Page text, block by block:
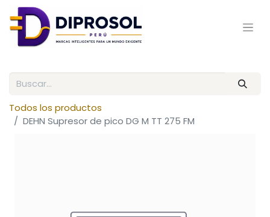
Todos los productos
DEHN Supresor de pico DG M TT 275 FM